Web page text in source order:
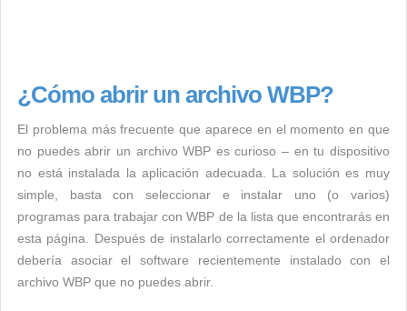
¿Cómo abrir un archivo WBP?
El problema más frecuente que aparece en el momento en que
no puedes abrir un archivo WBP es curioso – en tu dispositivo
no está instalada la aplicación adecuada. La solución es muy
simple, basta con seleccionar e instalar uno (o varios)
programas para trabajar con WBP de la lista que encontrarás en
esta página. Después de instalarlo correctamente el ordenador
debería asociar el software recientemente instalado con el
archivo WBP que no puedes abrir.